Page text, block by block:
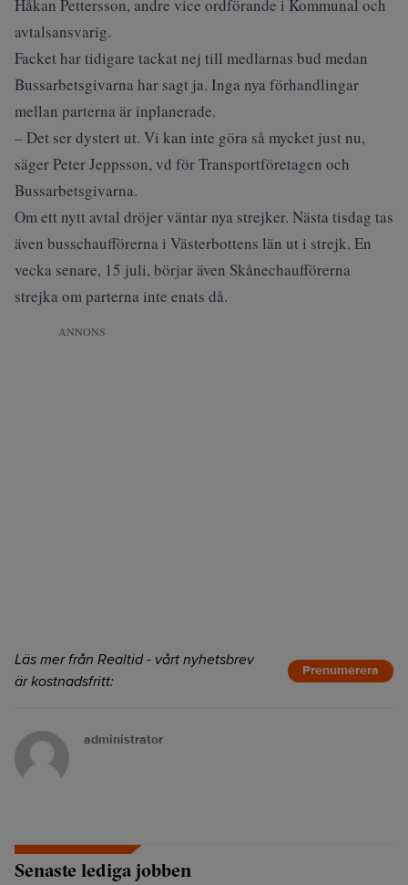
Håkan Pettersson, andre vice ordförande i Kommunal och
avtalsansvarig.
Facket har tidigare tackat nej till medlarnas bud medan
Bussarbetsgivarna har sagt ja. Inga nya förhandlingar
mellan parterna är inplanerade.
– Det ser dystert ut. Vi kan inte göra så mycket just nu,
säger Peter Jeppsson, vd för Transportföretagen och
Bussarbetsgivarna.
Om ett nytt avtal dröjer väntar nya strejker. Nästa tisdag tas
även busschaufförerna i Västerbottens län ut i strejk. En
vecka senare, 15 juli, börjar även Skånechaufförerna
strejka om parterna inte enats då.
ANNONS
Läs mer från Realtid - vårt nyhetsbrev
är kostnadsfritt:
Prenumerera
administrator
Senaste lediga jobben